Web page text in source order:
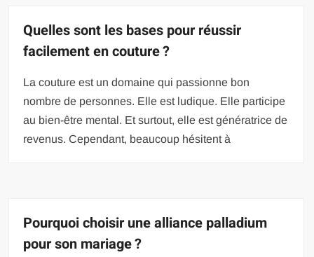
Quelles sont les bases pour réussir
facilement en couture ?
La couture est un domaine qui passionne bon
nombre de personnes. Elle est ludique. Elle participe
au bien-être mental. Et surtout, elle est génératrice de
revenus. Cependant, beaucoup hésitent à
Pourquoi choisir une alliance palladium
pour son mariage ?